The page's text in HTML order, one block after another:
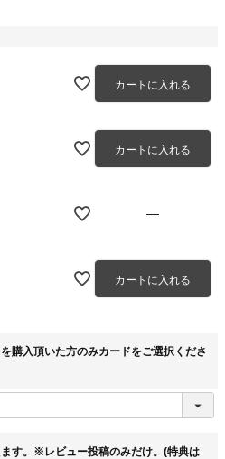
カートに入れる
カートに入れる
—
カートに入れる
購入頂いた方のみカードをご選択くださ
す。※レビュー投稿のみだけ。(特典は